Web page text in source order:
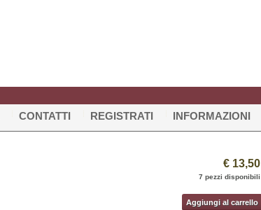
CONTATTI REGISTRATI INFORMAZIONI
€ 13,50
7 pezzi disponibili
Aggiungi al carrello